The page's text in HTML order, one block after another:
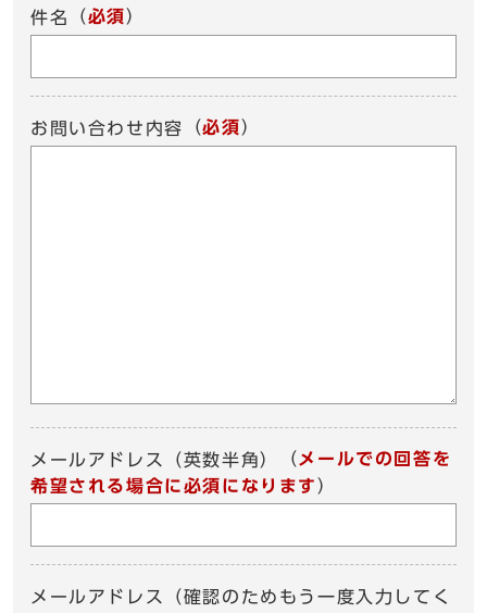
件名 （必須）
お問い合わせ内容 （必須）
メールアドレス（英数半角） （ メールでの回答を
希望される場合に必須になります ）
メールアドレス（確認のためもう一度入力してく